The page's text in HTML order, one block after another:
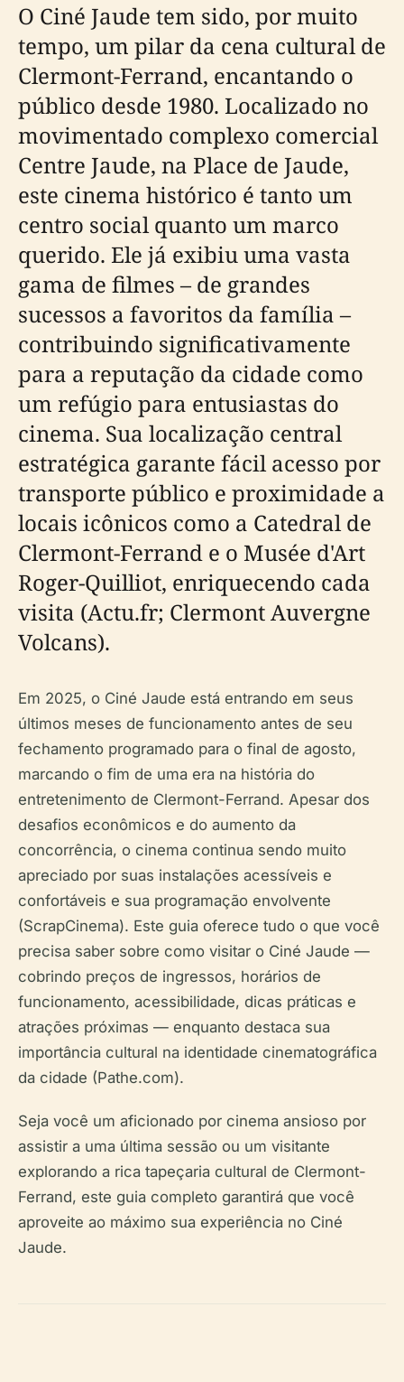
O Ciné Jaude tem sido, por muito
tempo, um pilar da cena cultural de
Clermont-Ferrand, encantando o
público desde 1980. Localizado no
movimentado complexo comercial
Centre Jaude, na Place de Jaude,
este cinema histórico é tanto um
centro social quanto um marco
querido. Ele já exibiu uma vasta
gama de filmes – de grandes
sucessos a favoritos da família –
contribuindo significativamente
para a reputação da cidade como
um refúgio para entusiastas do
cinema. Sua localização central
estratégica garante fácil acesso por
transporte público e proximidade a
locais icônicos como a Catedral de
Clermont-Ferrand e o Musée d'Art
Roger-Quilliot, enriquecendo cada
visita (Actu.fr; Clermont Auvergne
Volcans).
Em 2025, o Ciné Jaude está entrando em seus
últimos meses de funcionamento antes de seu
fechamento programado para o final de agosto,
marcando o fim de uma era na história do
entretenimento de Clermont-Ferrand. Apesar dos
desafios econômicos e do aumento da
concorrência, o cinema continua sendo muito
apreciado por suas instalações acessíveis e
confortáveis e sua programação envolvente
(ScrapCinema). Este guia oferece tudo o que você
precisa saber sobre como visitar o Ciné Jaude —
cobrindo preços de ingressos, horários de
funcionamento, acessibilidade, dicas práticas e
atrações próximas — enquanto destaca sua
importância cultural na identidade cinematográfica
da cidade (Pathe.com).
Seja você um aficionado por cinema ansioso por
assistir a uma última sessão ou um visitante
explorando a rica tapeçaria cultural de Clermont-
Ferrand, este guia completo garantirá que você
aproveite ao máximo sua experiência no Ciné
Jaude.